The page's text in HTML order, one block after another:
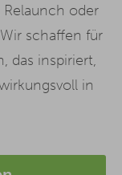
oder
schaffen für
das inspiriert,
in